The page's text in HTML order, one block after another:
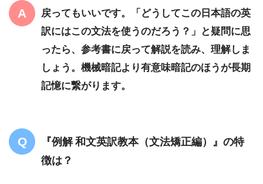
戻ってもいいです。「どうしてこの日本語の英
訳にはこの文法を使うのだろう？」と疑問に思
ったら、参考書に戻って解説を読み、理解しま
しょう。機械暗記より有意味暗記のほうが長期
記憶に繋がります。
『例解 和文英訳教本（文法矯正編）』の特
徴は？